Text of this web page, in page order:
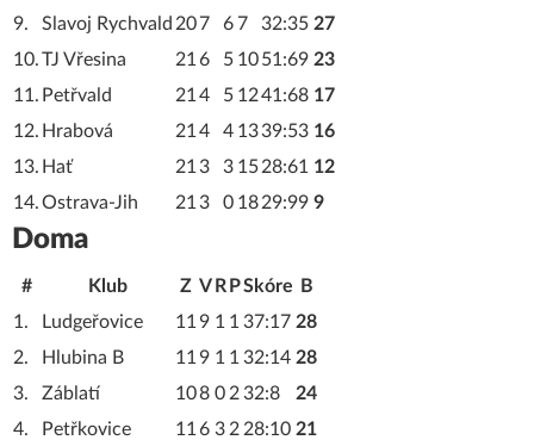
9.
Slavoj Rychvald 207 6 7 32:35 27
10.TJ Vřesina 21 6 5 1051:69 23
11. Petřvald 21 4 5 1241:68 17
12. Hrabová 21 4 4 1339:53 16
13. Hať 21 3 3 1528:61 12
14.Ostrava-Jih 21 3 0 1829:99 9
Doma
# Klub Z V R PSkóre
B
1.
Ludgeřovice 11 9 1 1 37:17 28
2.
Hlubina B 11 9 1 1 32:14 28
3.
Záblatí 108 0 232:8
24
4.
Petřkovice 11 6 3 2 28:10 21